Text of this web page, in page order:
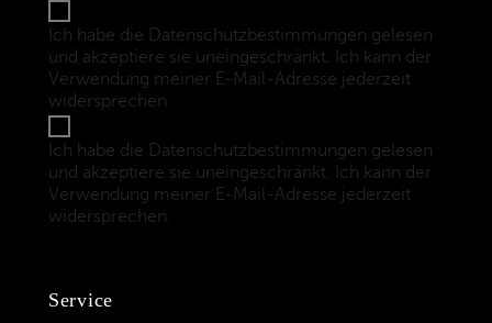
Ich habe die Datenschutzbestimmungen gelesen
und akzeptiere sie uneingeschränkt. Ich kann der
Verwendung meiner E-Mail-Adresse jederzeit
widersprechen.
Ich habe die Datenschutzbestimmungen gelesen
und akzeptiere sie uneingeschränkt. Ich kann der
Verwendung meiner E-Mail-Adresse jederzeit
widersprechen.
Service